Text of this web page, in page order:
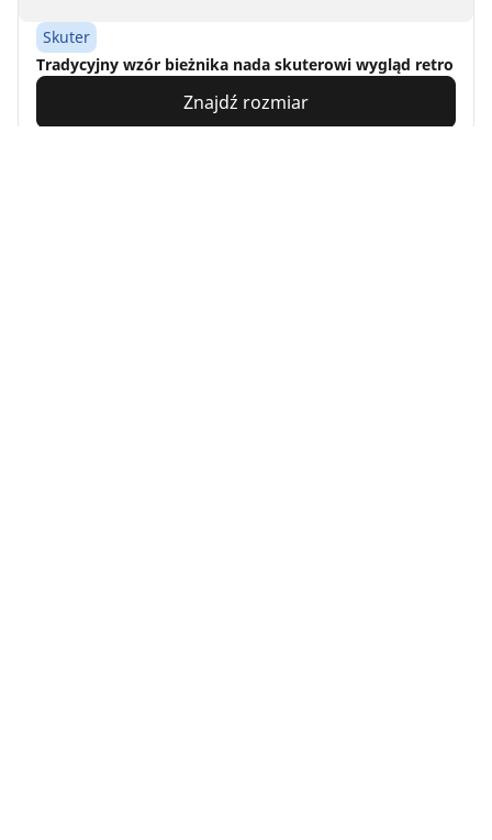
Skuter
Tradycyjny wzór bieżnika nada skuterowi wygląd retro
Znajdź rozmiar